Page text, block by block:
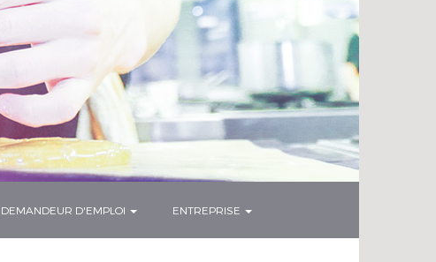
DEMANDEUR D'EMPLOI ENTREPRISE